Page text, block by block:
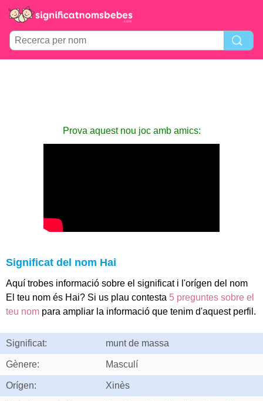
Prova aquest nou joc amb amics:
Significat del nom Hai
Aquí trobes informació sobre el significat i l'orígen del nom
El teu nom és Hai? Si us plau contesta 5 preguntes sobre el
teu nom para ampliar la informació que tenim d'aquest perfil.
Significat: munt de massa
Gènere: Masculí
Orígen: Xinès